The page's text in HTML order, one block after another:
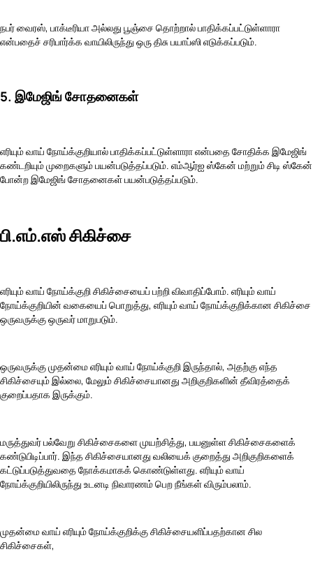
நபர் வைரஸ், பாக்டீரியா அல்லது பூஞ்சை தொற்றால் பாதிக்கப்பட்டுள்ளாரா
என்பதைச் சரிபார்க்க வாயிலிருந்து ஒரு திசு பயாப்ஸி எடுக்கப்படும்.
5. இமேஜிங் சோதனைகள்
எரியும் வாய் நோய்க்குறியால் பாதிக்கப்பட்டுள்ளாரா என்பதை சோதிக்க இமேஜிங்
கண்டறியும் முறைகளும் பயன்படுத்தப்படும். எம்ஆர்ஐ ஸ்கேன் மற்றும் சிடி ஸ்கேன்
போன்ற இமேஜிங் சோதனைகள் பயன்படுத்தப்படும்.
பி.எம்.எஸ் சிகிச்சை
எரியும் வாய் நோய்க்குறி சிகிச்சையைப் பற்றி விவாதிப்போம். எரியும் வாய்
நோய்க்குறியின் வகையைப் பொறுத்து, எரியும் வாய் நோய்க்குறிக்கான சிகிச்சை
ஒருவருக்கு ஒருவர் மாறுபடும்.
ஒருவருக்கு முதன்மை எரியும் வாய் நோய்க்குறி இருந்தால், அதற்கு எந்த
சிகிச்சையும் இல்லை, மேலும் சிகிச்சையானது அறிகுறிகளின் தீவிரத்தைக்
குறைப்பதாக இருக்கும்.
மருத்துவர் பல்வேறு சிகிச்சைகளை முயற்சித்து, பயனுள்ள சிகிச்சைகளைக்
கண்டுபிடிப்பார். இந்த சிகிச்சையானது வலியைக் குறைத்து அறிகுறிகளைக்
கட்டுப்படுத்துவதை நோக்கமாகக் கொண்டுள்ளது. எரியும் வாய்
நோய்க்குறியிலிருந்து உடனடி நிவாரணம் பெற நீங்கள் விரும்பலாம்.
முதன்மை வாய் எரியும் நோய்க்குறிக்கு சிகிச்சையளிப்பதற்கான சில
சிகிச்சைகள்,